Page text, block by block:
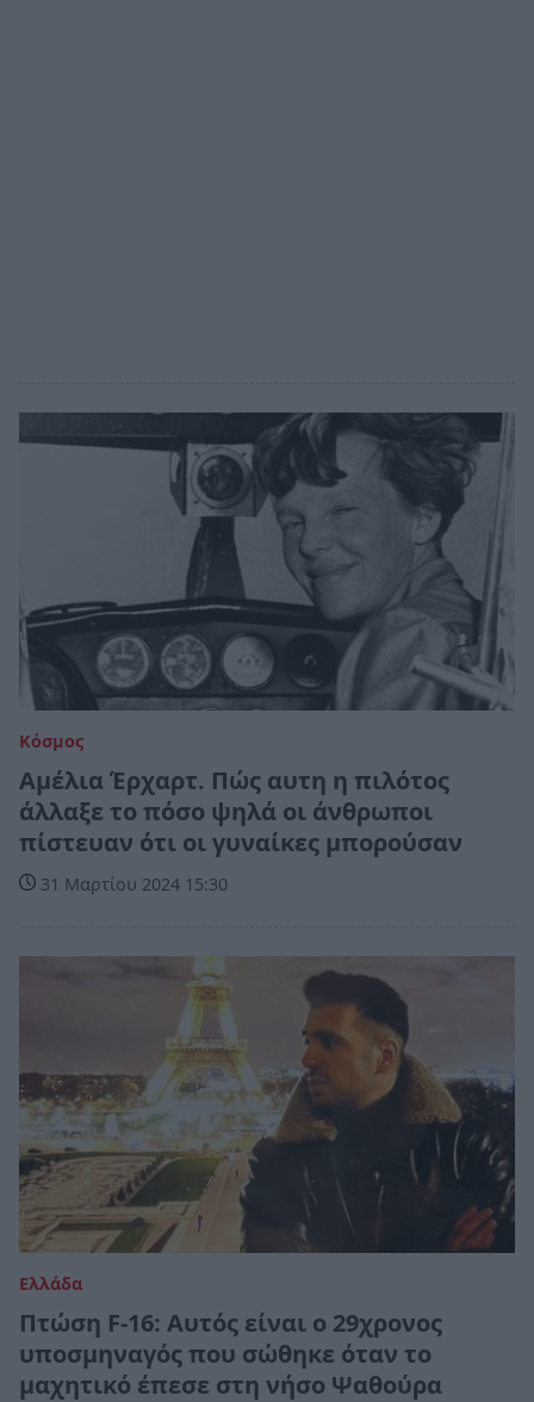
Κόσμος
Αμέλια Έρχαρτ. Πώς αυτη η πιλότος
άλλαξε το πόσο ψηλά οι άνθρωποι
πίστευαν ότι οι γυναίκες μπορούσαν
31 Μαρτίου 2024 15:30
Ελλάδα
Πτώση F-16: Αυτός είναι ο 29χρονος
υποσμηναγός που σώθηκε όταν το
μαχητικό έπεσε στη νήσο Ψαθούρα